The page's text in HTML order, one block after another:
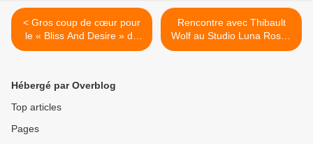
< Gros coup de cœur pour
le « Bliss And Desire » de
DJ Sparadise et Abyale !
Rencontre avec Thibault
Wolf au Studio Luna Rossa
à l’occasion de la parution
Hébergé par Overblog
Top articles
Pages